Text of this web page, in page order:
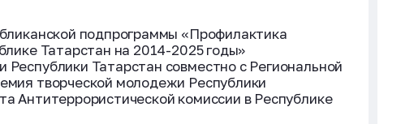
подпрограммы «Профилактика
Татарстан на 2014-2025 годы»
Татарстан совместно с Региональной
творческой молодежи Республики
Антитеррористической комиссии в Республике